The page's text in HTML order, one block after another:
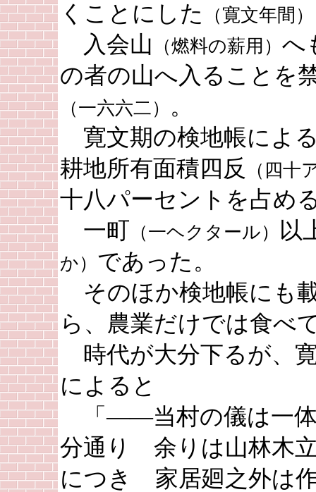
くことにした
（寛文年間）
入会山 （燃料の薪用） へ
の者の山へ入ることを
（一六六二） 。
寛文期の検地帳によ
耕地所有面積四反
（四十
十八パーセントを占め
一町 （一ヘクタール） 以
か） であった。
そのほか検地帳にも
ら、農業だけでは食べ
時代が大分下るが、
によると
「――当村の儀は一体
分通り 余りは山林木
につき 家居廻之外は